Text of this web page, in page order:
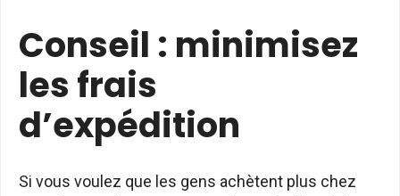
Conseil : minimisez
les frais
d’expédition
Si vous voulez que les gens achètent plus chez